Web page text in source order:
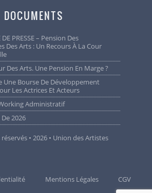
DOCUMENTS
Des Arts : Un Recours À La Cour
Des Arts. Une Pension En Marge ?
Les Actrices Et Acteurs
Administratif
De 2026
• 2026 • Union des Artistes
Mentions Légales CGV